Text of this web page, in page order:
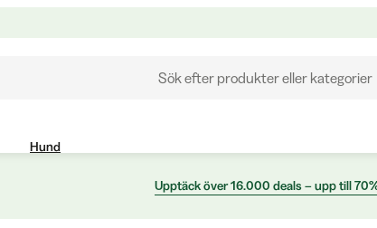
Sök efter produkter eller kategorier
Hund
Upptäck över 16.000 deals – upp till